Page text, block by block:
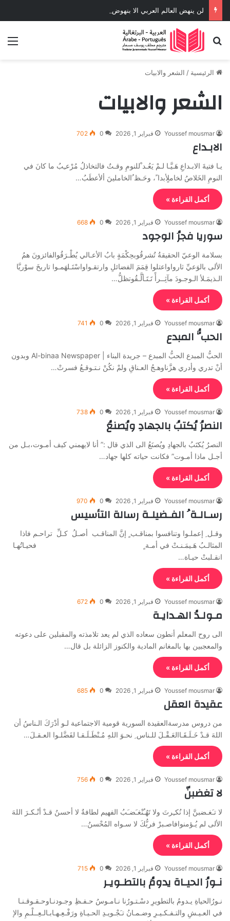
لن ينهض العالم العربي الا بنهوض أممه
بحث عن
الرئيسية / الشعر والابيات
الشعر والابيات
Youssef mousmar فبراير 1, 2026 0
702
الابـداع
يـا فتيةَ الابـداعِ هَـيَّـا لـمْ يَعُـد ْللنومِ وقـتٌ فالتخاذلُ مُرْعـِبُ ما كانَ في
النومِ الخَلاصُ لخاملٍأبدا ً، وحَـظ ُالخاملينَ ألأعطَبُ…
أكمل القراءة »
Youssef mousmar فبراير 1, 2026 0
668
سوريا فجرُ الوجود
بسلامة الوعيّ الحقيقةُ تُشرقُوبحِكْمَةٍ بابُ الأعـالي يُطْـرَقُوالفائزونَ همُ
الألى بالوَعيِّ ثارواواعتلوا قِمَمَ الفضائلِ وارتقـواواسْتَـلهَمـوا تاريخَ سوْريَّا
الـذيمَـلأ الـوجـودَ مآثِــرأً تَـتَـألَّـقُوتظلُّ…
أكمل القراءة »
Youssef mousmar فبراير 1, 2026 0
741
الحبُّ المبدع
الحبُّ المبدع الحبُّ المبدع – جريدة البناء | Al-binaa Newspaper وبدون
أنْ تدري وأدري هزَّناوهـجُ العـناقِ ولمْ نكُنْ نـتـوقـعُ فسرتْ…
أكمل القراءة »
Youssef mousmar فبراير 1, 2026 0
738
النصرُ يُكتبُ بالجهادِ ويُصنعُ
النصرُ يُكتَبُ بالجهادِ ويُصنَعُ الى الذي قال :” أنا لايهمني كيف أمـوت،بـل من
أجـل ماذا أمـوت” فكانت حياته كلها جهاد…
أكمل القراءة »
Youssef mousmar فبراير 1, 2026 0
970
رسـالـة ُ الفـضيلـة رسالة التأسيس
وقـل ِ إعملـوا وتنافسوا بمناقـب ٍ إنَّ المناقـب أصـلُ كـلِّ تراحـم فاذا
المثالـبُ هَـيمَـنـتْ في أمـة ٍ فحيـاتُهـا
انقـلبتْ حيـاة…
أكمل القراءة »
Youssef mousmar فبراير 1, 2026 0
672
مـولـدُ الهـدايـة
الى روح المعلم أنطون سعاده الذي لم يعد تلامذته والمقبلين على دعوته
والمعجبين بها بالمغانم المادية والكنوز الزائلة بل قال…
أكمل القراءة »
Youssef mousmar فبراير 1, 2026 0
685
عقيدة العقل
من دروس مدرسةالعقيدة السورية قومية الاجتماعية لـو أدْرَكَ الـناسُ أن
اللهَ قـدْ خَـلَـقَـاالعَـقْـلَ للـناس ِ نحـوَ اللهِ مُـنْطَـلَـقـا لفَضَّلـوا العـقـلَ…
أكمل القراءة »
Youssef mousmar فبراير 1, 2026 0
756
لا تغضبنّ
لا تـَغـضبنَّ إذا نُكـِرتَ ولا تَهُـُنْغـَضـَبُ الفهيم لطافةٌ لا أحسنُ قـدْ أنْـكـرَ اللهَ
الألى لم يُـؤمنوافاصـبرْ فربُّكَ لا سـواه المُحْسنُ…
أكمل القراءة »
Youssef mousmar فبراير 1, 2026 0
715
نـورُ الحيـاة يدومُ بالتطـويـر
نـورُالحياةِ يـدومُ بالتطويرِ دسْـتـورُنا نـامـوسُ حـفـظِ وجـودنـاوحـقـوقـنـا
في العـيـشِ والتـفـكـيـرِ وضـمـانُ تـَجْـويـدِ الحـيـاةِ ورَفْـعِـهـابـالـعِــلْـمِ والإ